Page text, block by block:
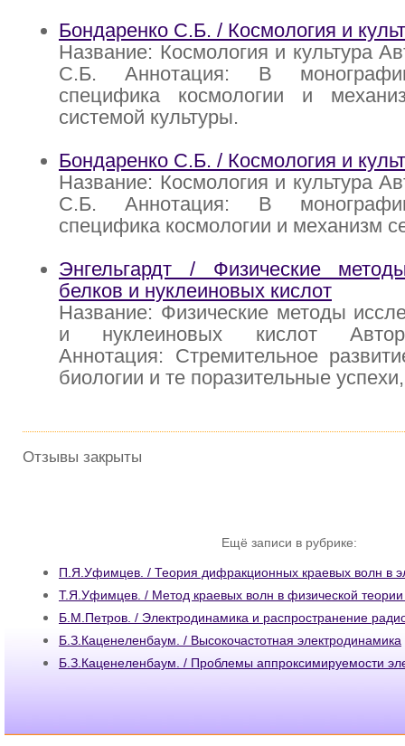
Бондаренко С.Б. / Космология и
Название: Космология и культура
С.Б. Аннотация: В
специфика космологии и
системой культуры.
Бондаренко С.Б. / Космология и
Название: Космология и культура
С.Б. Аннотация: В
специфика космологии и механизм
Энгельгардт / Физические
белков и нуклеиновых кислот
Название: Физические методы
и нуклеиновых кислот
Аннотация: Стремительное
биологии и те поразительные успехи,
Отзывы закрыты
Ещё записи в рубрике:
П.Я.Уфимцев. / Теория дифракционных краевых волн в
Т.Я.Уфимцев. / Метод краевых волн в физической
Б.М.Петров. / Электродинамика и распространение
Б.З.Каценеленбаум. / Высокочастотная электродинамика
Б.З.Каценеленбаум. / Проблемы аппроксимируемости